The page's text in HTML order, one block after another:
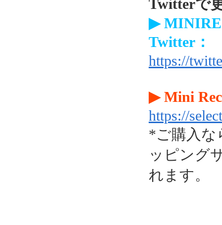
Twitterで
▶
Twitter：
https://
▶ Mini
https://
*ご購入な
ッピング
れます。